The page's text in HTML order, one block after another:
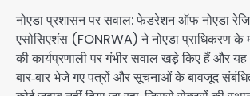
नोएडा प्रशासन पर सवाल: फेडरेशन ऑफ नोएडा
एसोसिएशंस (FONRWA) ने नोएडा प्राधिकरण के
की कार्यप्रणाली पर गंभीर सवाल खड़े किए हैं और
बार‑बार भेजे गए पत्रों और सूचनाओं के बावजूद